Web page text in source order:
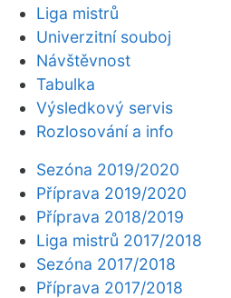
Liga mistrů
Univerzitní souboj
Návštěvnost
Tabulka
Výsledkový servis
Rozlosování a info
Sezóna 2019/2020
Příprava 2019/2020
Příprava 2018/2019
Liga mistrů 2017/2018
Sezóna 2017/2018
Příprava 2017/2018